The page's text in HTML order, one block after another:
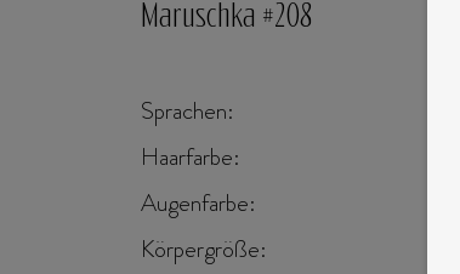
Maruschka #208
Sprachen:
Haarfarbe:
Augenfarbe:
Körpergröße: